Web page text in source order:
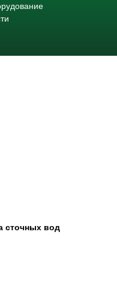
сточных вод